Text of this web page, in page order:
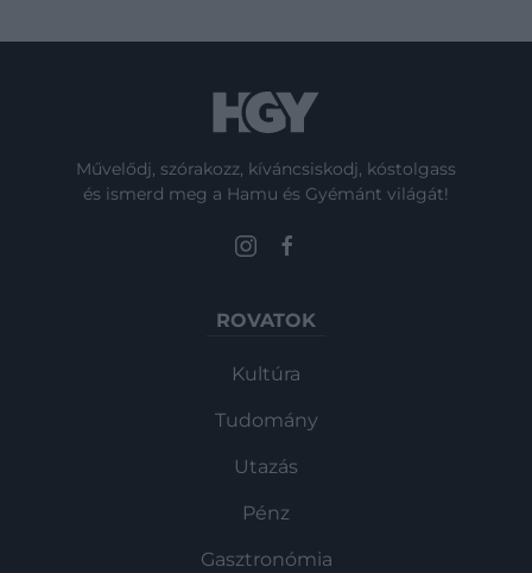
Művelődj, szórakozz, kíváncsiskodj, kóstolgass
és ismerd meg a Hamu és Gyémánt világát!
ROVATOK
Kultúra
Tudomány
Utazás
Pénz
Gasztronómia